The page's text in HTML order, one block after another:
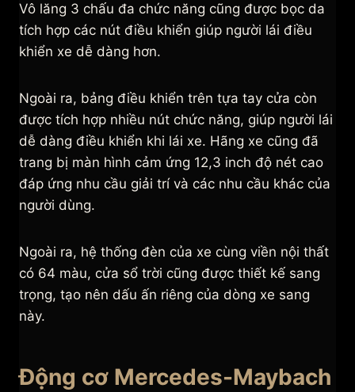
Vô lăng 3 chấu đa chức năng cũng được bọc da
tích hợp các nút điều khiển giúp người lái điều
khiển xe dễ dàng hơn.
Ngoài ra, bảng điều khiển trên tựa tay cửa còn
được tích hợp nhiều nút chức năng, giúp người lái
dễ dàng điều khiển khi lái xe. Hãng xe cũng đã
trang bị màn hình cảm ứng 12,3 inch độ nét cao
đáp ứng nhu cầu giải trí và các nhu cầu khác của
người dùng.
Ngoài ra, hệ thống đèn của xe cùng viền nội thất
có 64 màu, cửa sổ trời cũng được thiết kế sang
trọng, tạo nên dấu ấn riêng của dòng xe sang
này.
Động cơ Mercedes-Maybach